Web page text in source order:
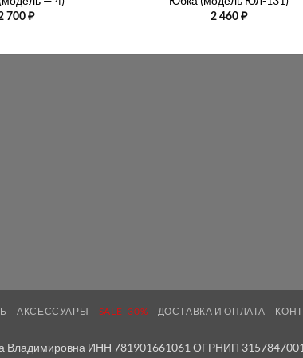
700₽ 2 460 ₽
АКСЕССУАРЫ SALE -30% ДОСТАВКА И ОПЛАТА
Владимировна ИНН 781901661061 ОГРНИП